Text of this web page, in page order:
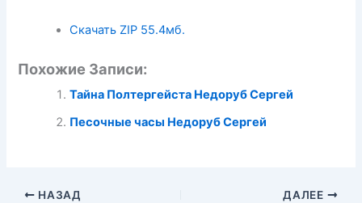
Скачать ZIP 55.4мб.
Похожие Записи:
Тайна Полтергейста Недоруб Сергей
Песочные часы Недоруб Сергей
НАЗАД ДАЛЕЕ